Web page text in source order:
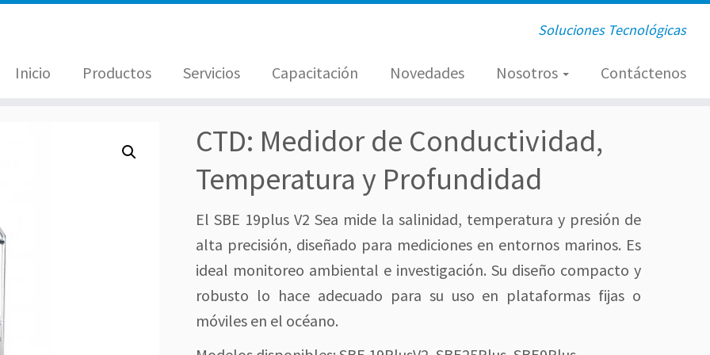
Soluciones Tecnológicas
Inicio Productos Servicios Capacitación Novedades Nosotros Contáctenos
CTD: Medidor de Conductividad,
Temperatura y Profundidad
El SBE 19plus V2 Sea mide la salinidad, temperatura y presión de
alta precisión, diseñado para mediciones en entornos marinos. Es
ideal monitoreo ambiental e investigación. Su diseño compacto y
robusto lo hace adecuado para su uso en plataformas fijas o
móviles en el océano.